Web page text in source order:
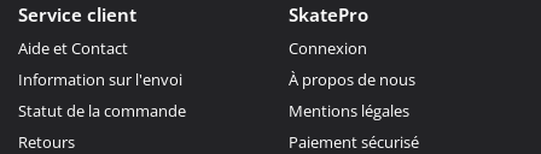
Service client
Aide et Contact
Information sur l'envoi
Statut de la commande
Retours
SkatePro
Connexion
À propos de nous
Mentions légales
Paiement sécurisé